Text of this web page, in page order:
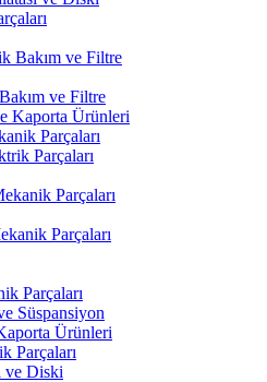
Bakım ve Filtre
ve Filtre
Kaporta Ürünleri
Parçaları
Parçaları
Parçaları
Parçaları
Parçaları
Süspansiyon
Ürünleri
Parçaları
ve Diski